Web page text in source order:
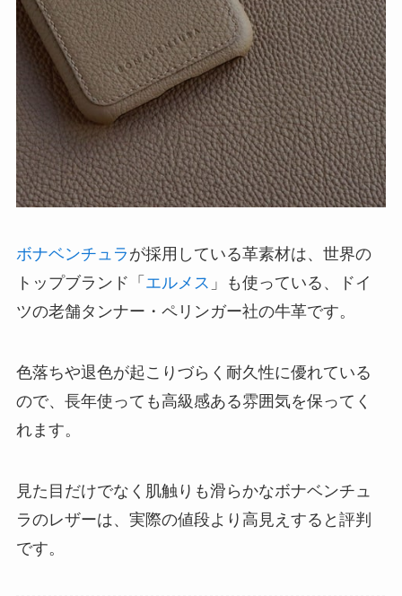
ボナベンチュラ が採用している革素材は、世界の
トップブランド「 エルメス 」も使っている、ドイ
ツの老舗タンナー・ペリンガー社の牛革です。
色落ちや退色が起こりづらく耐久性に優れている
ので、長年使っても高級感ある雰囲気を保ってく
れます。
見た目だけでなく肌触りも滑らかなボナベンチュ
ラのレザーは、実際の値段より高見えすると評判
です。